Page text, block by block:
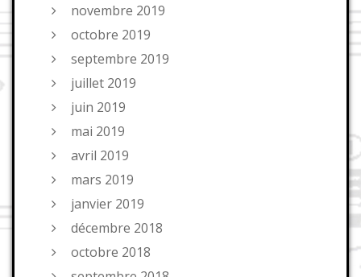
novembre 2019
octobre 2019
septembre 2019
juillet 2019
juin 2019
mai 2019
avril 2019
mars 2019
janvier 2019
décembre 2018
octobre 2018